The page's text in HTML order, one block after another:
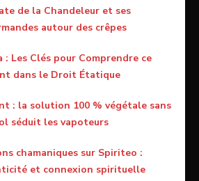
de la Chandeleur et ses
autour des crêpes
Les Clés pour Comprendre ce
dans le Droit Étatique
: la solution 100 % végétale sans
séduit les vapoteurs
chamaniques sur Spiriteo :
et connexion spirituelle